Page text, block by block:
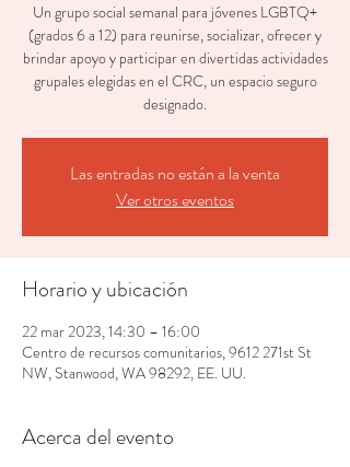
Un grupo social semanal para jóvenes LGBTQ+
(grados 6 a 12) para reunirse, socializar, ofrecer y
brindar apoyo y participar en divertidas actividades
grupales elegidas en el CRC, un espacio seguro
designado.
Las entradas no están a la venta
Ver otros eventos
Horario y ubicación
22 mar 2023, 14:30 – 16:00
Centro de recursos comunitarios, 9612 271st St
NW, Stanwood, WA 98292, EE. UU.
Acerca del evento